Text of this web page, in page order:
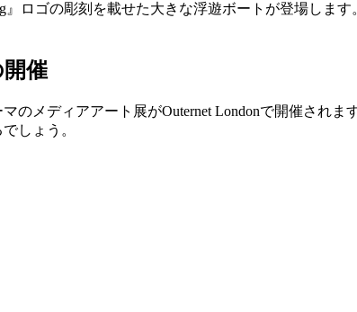
』ロゴの彫刻を載せた大きな浮遊ボートが登場しま
催
のメディアアート展がOuternet Londonで開催され
しょう。